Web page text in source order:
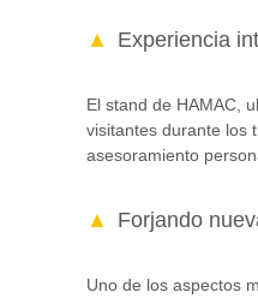
Experiencia
El stand de HAMAC,
visitantes durante los
asesoramiento
Forjando
Uno de los aspectos